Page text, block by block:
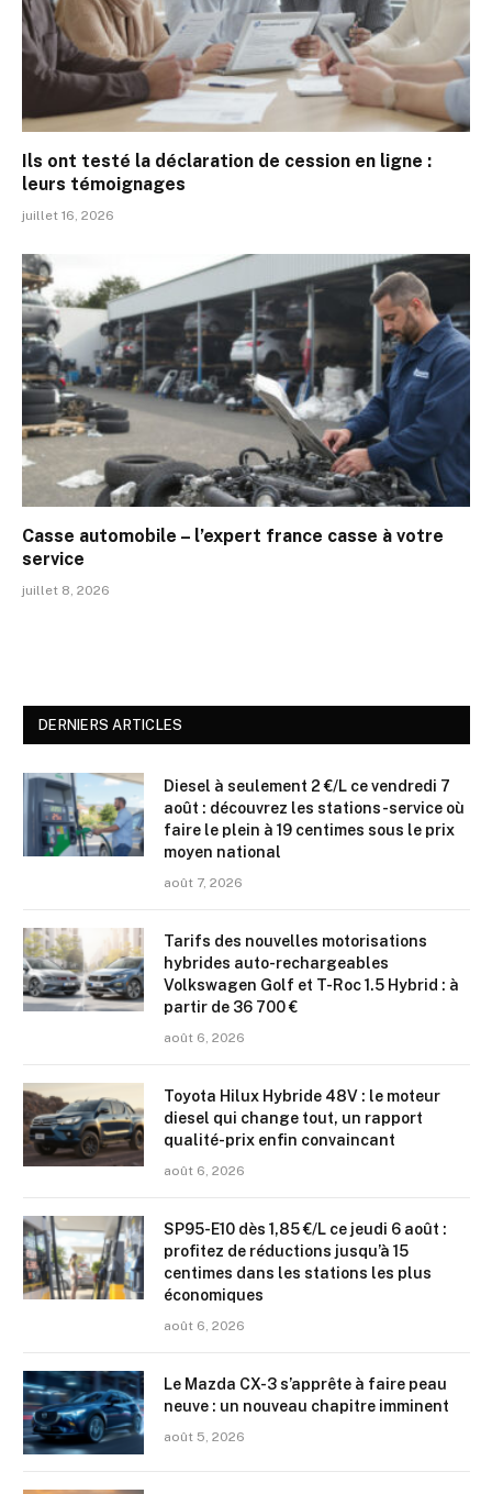
Ils ont testé la déclaration de cession en ligne :
leurs témoignages
juillet 16, 2026
Casse automobile – l’expert france casse à votre
service
juillet 8, 2026
DERNIERS ARTICLES
Diesel à seulement 2 €/L ce vendredi 7
août : découvrez les stations-service où
faire le plein à 19 centimes sous le prix
moyen national
août 7, 2026
Tarifs des nouvelles motorisations
hybrides auto-rechargeables
Volkswagen Golf et T-Roc 1.5 Hybrid : à
partir de 36 700 €
août 6, 2026
Toyota Hilux Hybride 48V : le moteur
diesel qui change tout, un rapport
qualité-prix enfin convaincant
août 6, 2026
SP95-E10 dès 1,85 €/L ce jeudi 6 août :
profitez de réductions jusqu’à 15
centimes dans les stations les plus
économiques
août 6, 2026
Le Mazda CX-3 s’apprête à faire peau
neuve : un nouveau chapitre imminent
août 5, 2026